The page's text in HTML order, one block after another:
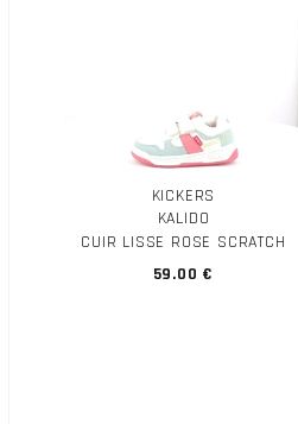
KICKERS
KALIDO
CUIR LISSE ROSE SCRATCH
59.00 €